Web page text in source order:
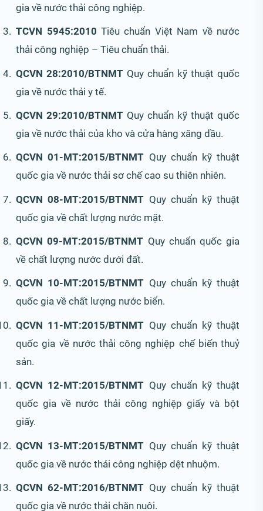
gia về nước thải công nghiệp.
TCVN 5945:2010 Tiêu chuẩn Việt Nam về nước
thải công nghiệp – Tiêu chuẩn thải.
QCVN 28:2010/BTNMT Quy chuẩn kỹ thuật quốc
gia về nước thải y tế.
QCVN 29:2010/BTNMT Quy chuẩn kỹ thuật quốc
gia về nước thải của kho và cửa hàng xăng dầu.
QCVN 01-MT:2015/BTNMT Quy chuẩn kỹ thuật
quốc gia về nước thải sơ chế cao su thiên nhiên.
QCVN 08-MT:2015/BTNMT Quy chuẩn kỹ thuật
quốc gia về chất lượng nước mặt.
QCVN 09-MT:2015/BTNMT Quy chuẩn quốc gia
về chất lượng nước dưới đất.
QCVN 10-MT:2015/BTNMT Quy chuẩn kỹ thuật
quốc gia về chất lượng nước biển.
QCVN 11-MT:2015/BTNMT Quy chuẩn kỹ thuật
quốc gia về nước thải công nghiệp chế biến thuỷ
sản.
QCVN 12-MT:2015/BTNMT Quy chuẩn kỹ thuật
quốc gia về nước thải công nghiệp giấy và bột
giấy.
QCVN 13-MT:2015/BTNMT Quy chuẩn kỹ thuật
quốc gia về nước thải công nghiệp dệt nhuộm.
QCVN 62-MT:2016/BTNMT Quy chuẩn kỹ thuật
quốc gia về nước thải chăn nuôi.